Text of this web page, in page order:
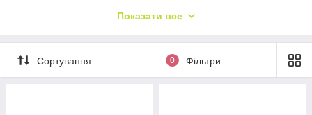
Меблева система Палермо зробить будь-яку кімнату
Корпус:
Фасади:дуб корабельний лейбл (ДСП)
Показати все
Сортування 0 Фільтри